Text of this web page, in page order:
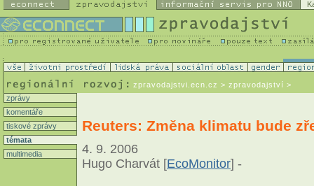
zpravodajstvi.ecn.cz > zpravodajství >
zprávy
komentáře
tiskové zprávy
témata
multimedia
Reuters: Změna klimatu bude
4. 9. 2006
Hugo Charvát [EcoMonitor] -